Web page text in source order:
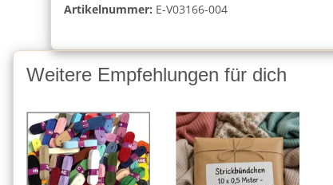
Artikelnummer: E-V03166-004
Weitere Empfehlungen für dich